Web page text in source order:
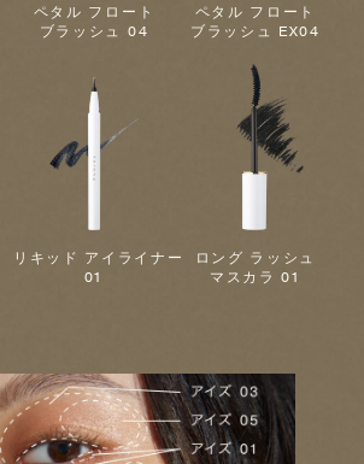
ペタル フロート
ブラッシュ 04
ペタル フロート
ブラッシュ EX04
リキッド アイライナー
01
ロング ラッシュ
マスカラ 01